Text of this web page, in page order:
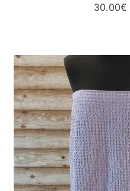
30.00€